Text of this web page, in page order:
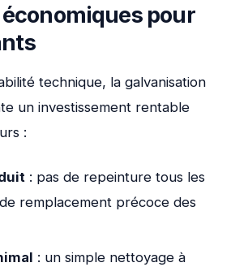
pour
technique, la galvanisation
un investissement rentable
:
: pas de repeinture tous les
remplacement précoce des
: un simple nettoyage à